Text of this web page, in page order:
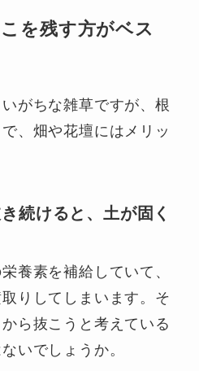
を残す方がベス
がちな雑草ですが、根
、畑や花壇にはメリッ
続けると、土が固く
養素を補給していて、
りしてしまいます。そ
ら抜こうと考えている
いでしょうか。